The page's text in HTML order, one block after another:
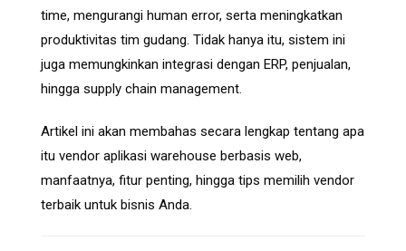
time, mengurangi human error, serta meningkatkan
produktivitas tim gudang. Tidak hanya itu, sistem ini
juga memungkinkan integrasi dengan ERP, penjualan,
hingga supply chain management.
Artikel ini akan membahas secara lengkap tentang apa
itu vendor aplikasi warehouse berbasis web,
manfaatnya, fitur penting, hingga tips memilih vendor
terbaik untuk bisnis Anda.